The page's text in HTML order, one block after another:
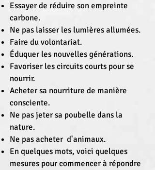
Essayer de réduire son empreinte
carbone.
Ne pas laisser les lumières allumées.
Faire du volontariat.
Éduquer les nouvelles générations.
Favoriser les circuits courts pour se
nourrir.
Acheter sa nourriture de manière
consciente.
Ne pas jeter sa poubelle dans la
nature.
Ne pas acheter d'animaux.
En quelques mots, voici quelques
mesures pour commencer à répondre